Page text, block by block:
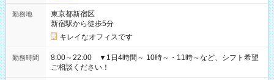
勤務地
東京都新宿区
新宿駅から徒歩5分
キレイなオフィスです
勤務時間
8:00～22:00 ▼1日4時間～ 10時～・11時～など、シフト希望
ご相談ください！